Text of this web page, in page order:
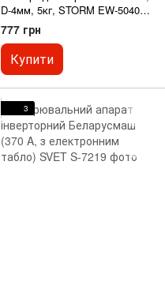
D-4мм, 5кг, STORM EW-5040
відмінна якість
777 грн
Купити
3